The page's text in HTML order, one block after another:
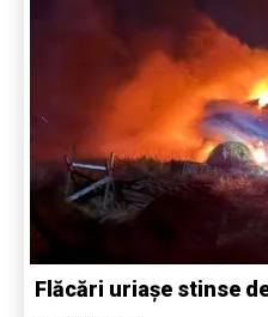
Flăcări uriașe stinse